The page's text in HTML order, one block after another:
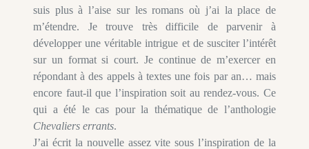
suis plus à l’aise sur les romans où j’ai la place de
m’étendre. Je trouve très difficile de parvenir à
développer une véritable intrigue et de susciter l’intérêt
sur un format si court. Je continue de m’exercer en
répondant à des appels à textes une fois par an… mais
encore faut-il que l’inspiration soit au rendez-vous. Ce
qui a été le cas pour la thématique de l’anthologie
Chevaliers errants.
J’ai écrit la nouvelle assez vite sous l’inspiration de la